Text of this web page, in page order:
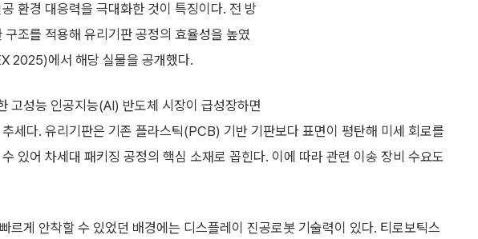
환경 대응력을 극대화한 것이 특징이다. 전 방
조를 적용해 유리기판 공정의 효율성을 높였
2025)에서 해당 실물을 공개했다.
고성능 인공지능(AI) 반도체 시장이 급성장하면
세다. 유리기판은 기존 플라스틱(PCB) 기반 기판보다 표면이 평탄해 미세 회로를
있어 차세대 패키징 공정의 핵심 소재로 꼽힌다. 이에 따라 관련 이송 장비 수요도
르게 안착할 수 있었던 배경에는 디스플레이 진공로봇 기술력이 있다. 티로보틱스